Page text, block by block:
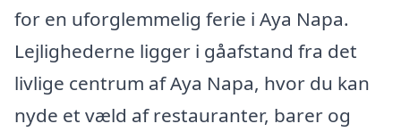
for en uforglemmelig ferie i Aya Napa.
Lejlighederne ligger i gåafstand fra det
livlige centrum af Aya Napa, hvor du kan
nyde et væld af restauranter, barer og